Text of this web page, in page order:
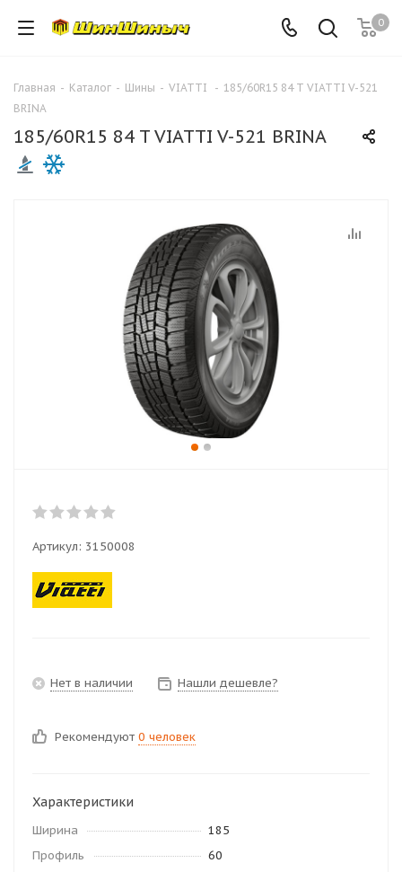
0
Главная - Каталог - Шины - VIATTI - 185/60R15 84 T VIATTI V-521
BRINA
185/60R15 84 T VIATTI V-521 BRINA
Артикул: 3150008
Нет в наличии Нашли дешевле?
Рекомендуют 0 человек
Характеристики
Ширина
185
Профиль
60